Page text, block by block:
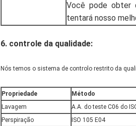
Você pode obter
tentará nosso
6. controle da qualidade:
Nós temos o sistema de controlo restrito da
Propriedade Método
Lavagem
A.A. do teste C06 do
Perspiração
ISO 105 E04